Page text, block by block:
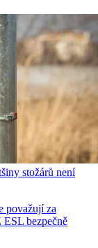
stožárů není
považují za
bezpečně